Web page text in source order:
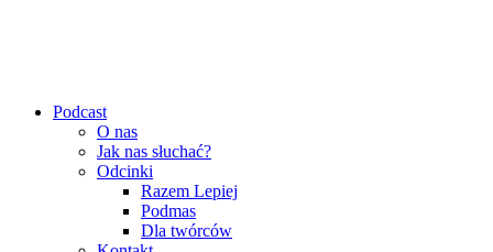
Podcast
O nas
Jak nas słuchać?
Odcinki
Razem Lepiej
Podmas
Dla twórców